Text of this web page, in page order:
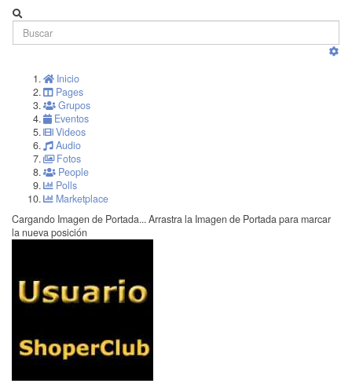
Inicio
Pages
Grupos
Eventos
Videos
Audio
Fotos
People
Polls
Marketplace
Cargando Imagen de Portada... Arrastra la Imagen de Portada para marcar
la nueva posición